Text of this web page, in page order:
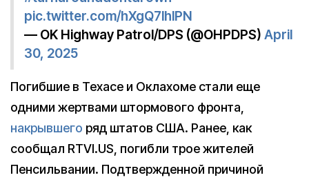
pic.twitter.com/hXgQ7lhlPN
— OK Highway Patrol/DPS (@OHPDPS) April
30, 2025
Погибшие в Техасе и Оклахоме стали еще
одними жертвами штормового фронта,
накрывшего ряд штатов США. Ранее, как
сообщал RTVI.US, погибли трое жителей
Пенсильвании. Подтвержденной причиной